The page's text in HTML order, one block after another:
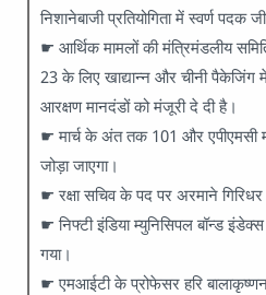
निशानेबाजी प्रतियोगिता में स्वर्ण पदक
☛ आर्थिक मामलों की मंत्रिमंडलीय
23 के लिए खाद्यान्न और चीनी पैकेजिंग
आरक्षण मानदंडों को मंजूरी दे दी है।
☛ मार्च के अंत तक 101 और एपीएमसी
जोड़ा जाएगा।
☛ रक्षा सचिव के पद पर अरमाने गिरिधर
☛ निफ्टी इंडिया म्युनिसिपल बॉन्ड
गया।
☛ एमआईटी के प्रोफेसर हरि